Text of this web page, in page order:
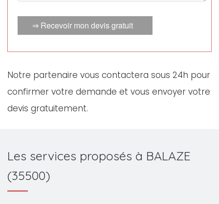
⇒ Recevoir mon devis gratuit
Notre partenaire vous contactera sous 24h pour
confirmer votre demande et vous envoyer votre
devis gratuitement.
Les services proposés à BALAZE
(35500)